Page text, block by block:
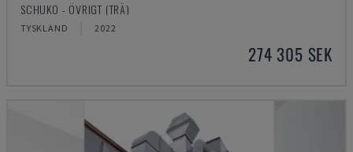
SCHUKO - ÖVRIGT (TRÄ)
TYSKLAND 2022
274 305 SEK